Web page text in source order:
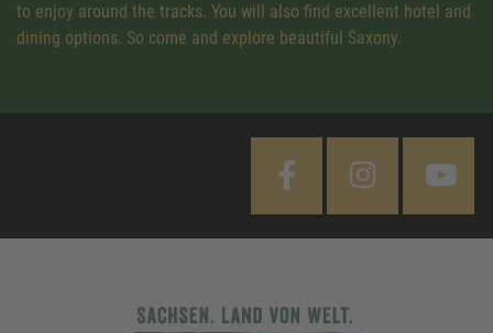
to enjoy around the tracks. You will also find excellent hotel and
dining options. So come and explore beautiful Saxony.